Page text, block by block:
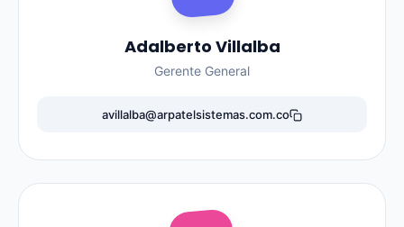
Adalberto Villalba
Gerente General
avillalba@arpatelsistemas.com.co